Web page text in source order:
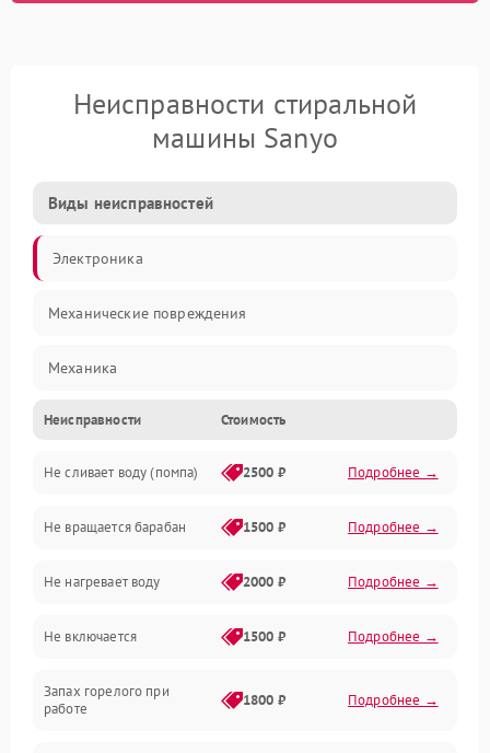
Неисправности стиральной
машины Sanyo
Виды неисправностей
Электроника
Механические повреждения
Механика
Электропитание
Водоснабжение
Слив
Программное обеспечение
Неисправности Стоимость
Не сливает воду (помпа) 2500 ₽ Подробнее →
Не вращается барабан 1500 ₽ Подробнее →
Не нагревает воду 2000 ₽ Подробнее →
Не включается 1500 ₽ Подробнее →
Запах горелого при
работе
1800 ₽ Подробнее →